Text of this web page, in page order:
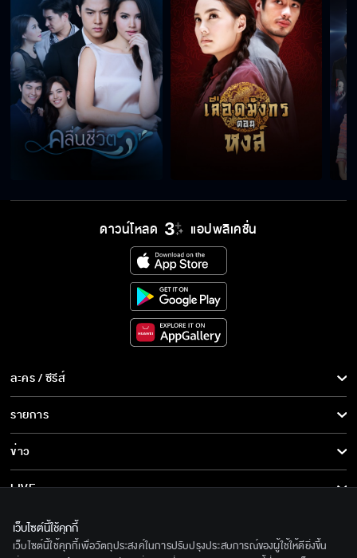
ดาวน์โหลด แอปพลิเคชั่น
ละคร / ซีรีส์
ละคร/ซีรีส์
ซีรีส์นานาชาติ
การ์ตูน & เกม
รายการ
รายการทั้งหมด
ข่าว
ข่าวทั้งหมด
ข่าวประชาสัมพันธ์
LIVE
เกี่ยวกับเรา
BEC World
เว็บไซต์นี้ใช้คุกกี้
เว็บไซต์นี้ใช้คุกกี้เพื่อวัตถุประสงค์ในการปรับปรุงประสบการณ์ของผู้ใช้ให้ดียิ่งขึ้น